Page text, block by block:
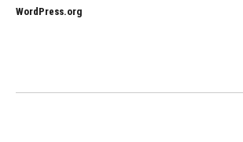
WordPress.org